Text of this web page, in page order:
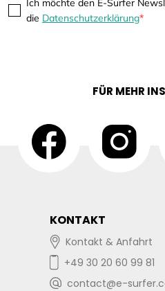
Ich möchte den E-Surfer
die Datenschutzerklärung
FÜR MEHR
KONTAKT
Kontakt & Anfahrt
+49 30 20 60 99 81
contact@e-